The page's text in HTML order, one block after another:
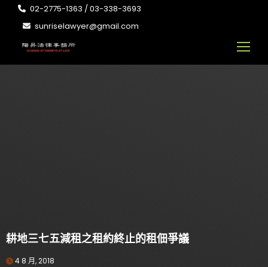
02-2775-1363 / 03-338-3693
sunriselawyer@gmail.com
耕地三七五減租之租約終止的租佃爭議
4 8 月, 2018